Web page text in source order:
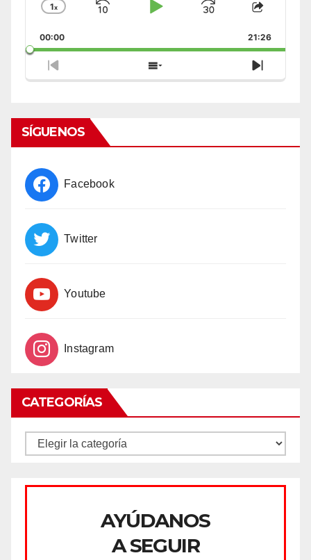
Change
Rate
1x
Skip
Play
Jump
Forward
Share
Episode
00:00 21:26
Previous
Episode
Show
Episodes
Next
Episode
SÍGUENOS
Facebook
Twitter
Youtube
Instagram
CATEGORÍAS
CATEGORÍAS
AYÚDANOS
A SEGUIR